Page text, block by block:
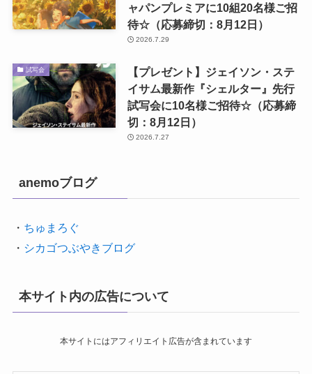
ャパンプレミアに10組20名様ご招
待☆（応募締切：8月12日）
2026.7.29
試写会
【プレゼント】ジェイソン・ステ
イサム最新作『シェルター』先行
試写会に10名様ご招待☆（応募締
切：8月12日）
2026.7.27
anemoブログ
・ ちゅまろぐ
・ シカゴつぶやきブログ
本サイト内の広告について
本サイトにはアフィリエイト広告が含まれています